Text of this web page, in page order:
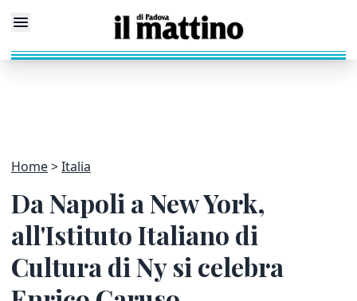
Home Italia
Da Napoli a New York,
all'Istituto Italiano di
Cultura di Ny si celebra